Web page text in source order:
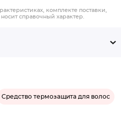
комплекте поставки,
справочный характер.
Средство термозащита для волос